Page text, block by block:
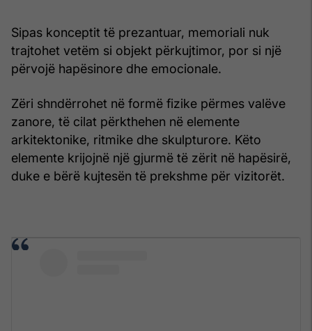
Sipas konceptit të prezantuar, memoriali nuk
trajtohet vetëm si objekt përkujtimor, por si një
përvojë hapësinore dhe emocionale.
Zëri shndërrohet në formë fizike përmes valëve
zanore, të cilat përkthehen në elemente
arkitektonike, ritmike dhe skulpturore. Këto
elemente krijojnë një gjurmë të zërit në hapësirë,
duke e bërë kujtesën të prekshme për vizitorët.